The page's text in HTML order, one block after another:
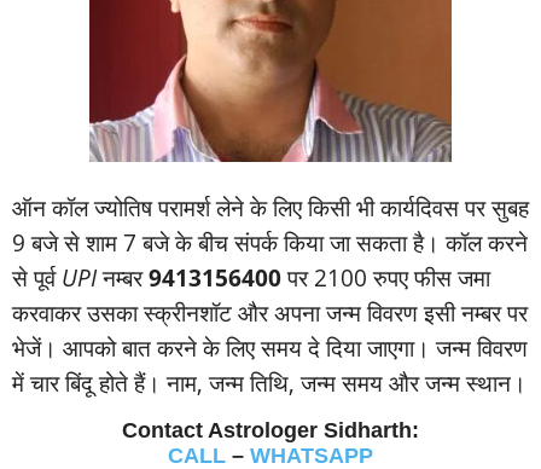
ऑन कॉल ज्‍योतिष परामर्श लेने के लिए किसी भी कार्यदिवस पर सुबह
9 बजे से शाम 7 बजे के बीच संपर्क किया जा सकता है। कॉल करने
से पूर्वUPIनम्‍बर9413156400पर 2100 रुपए फीस जमा
करवाकर उसका स्‍क्रीनशॉट और अपना जन्‍म विवरण इसी नम्‍बर पर
भेजें। आपको बात करने के लिए समय दे दिया जाएगा। जन्‍म विवरण
में चार बिंदू होते हैं। नाम, जन्‍म तिथि, जन्‍म समय और जन्‍म स्‍थान।
Contact Astrologer Sidharth:
CALL – WHATSAPP